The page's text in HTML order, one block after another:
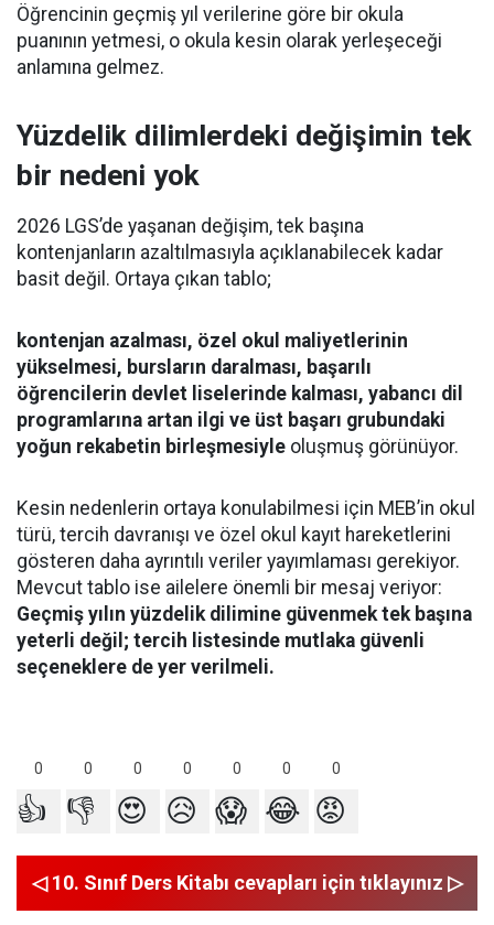
Öğrencinin geçmiş yıl verilerine göre bir okula
puanının yetmesi, o okula kesin olarak yerleşeceği
anlamına gelmez.
Yüzdelik dilimlerdeki değişimin tek
bir nedeni yok
2026 LGS’de yaşanan değişim, tek başına
kontenjanların azaltılmasıyla açıklanabilecek kadar
basit değil. Ortaya çıkan tablo;
kontenjan azalması, özel okul maliyetlerinin
yükselmesi, bursların daralması, başarılı
öğrencilerin devlet liselerinde kalması, yabancı dil
programlarına artan ilgi ve üst başarı grubundaki
yoğun rekabetin birleşmesiyle oluşmuş görünüyor.
Kesin nedenlerin ortaya konulabilmesi için MEB’in okul
türü, tercih davranışı ve özel okul kayıt hareketlerini
gösteren daha ayrıntılı veriler yayımlaması gerekiyor.
Mevcut tablo ise ailelere önemli bir mesaj veriyor:
Geçmiş yılın yüzdelik dilimine güvenmek tek başına
yeterli değil; tercih listesinde mutlaka güvenli
seçeneklere de yer verilmeli.
0 0 0 0 0 0 0
👍 👎 😍 😥 😱 😂 😡
◁ 10. Sınıf Ders Kitabı cevapları için tıklayınız ▷